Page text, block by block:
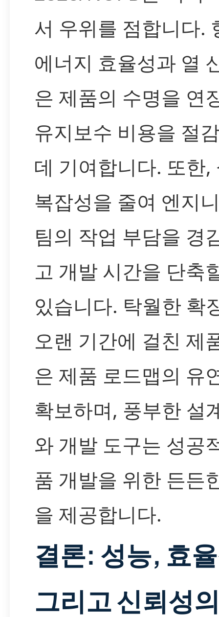
서 우위를 점합니다.
에너지 효율성과 열
은 제품의 수명을 연
유지보수 비용을 절
데 기여합니다. 또한,
복잡성을 줄여 엔지
팀의 작업 부담을 경
고 개발 시간을 단축
있습니다. 탁월한 확
오랜 기간에 걸친 제
은 제품 로드맵의 유
확보하며, 풍부한 설
와 개발 도구는 성공
품 개발을 위한 든든
을 제공합니다.
결론: 성능, 효
그리고 신뢰성